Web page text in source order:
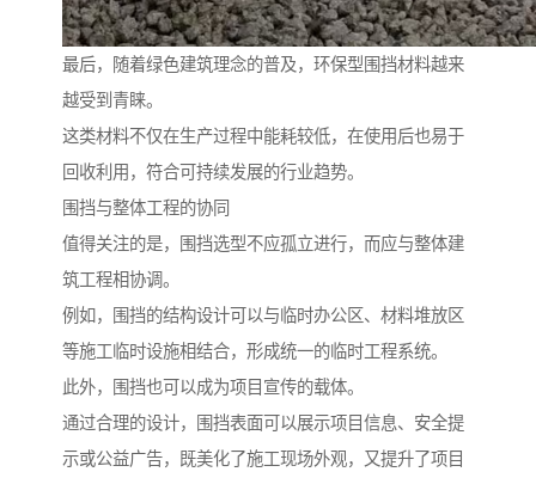
最后，随着绿色建筑理念的普及，环保型围挡材料越来
越受到青睐。
这类材料不仅在生产过程中能耗较低，在使用后也易于
回收利用，符合可持续发展的行业趋势。
围挡与整体工程的协同
值得关注的是，围挡选型不应孤立进行，而应与整体建
筑工程相协调。
例如，围挡的结构设计可以与临时办公区、材料堆放区
等施工临时设施相结合，形成统一的临时工程系统。
此外，围挡也可以成为项目宣传的载体。
通过合理的设计，围挡表面可以展示项目信息、安全提
示或公益广告，既美化了施工现场外观，又提升了项目